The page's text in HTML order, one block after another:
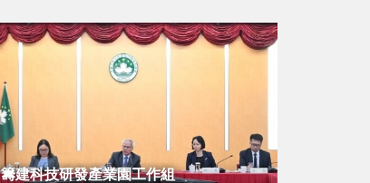
籌建科技研發產業園工作組